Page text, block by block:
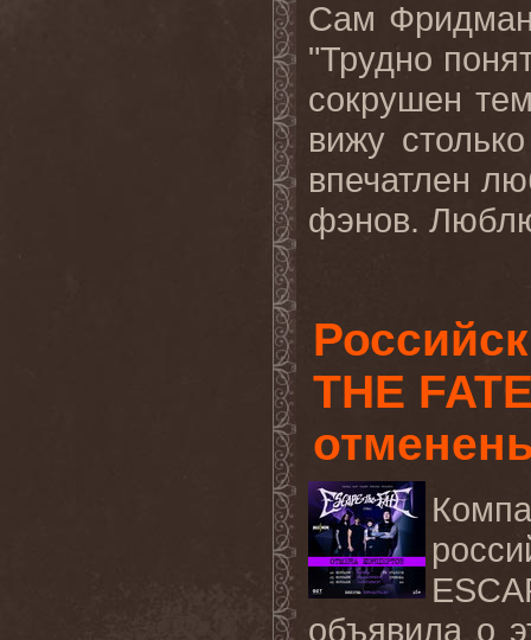
Сам
"Трудно
сокрушен
вижу
впечатлен
фэнов.
THE
объявила о